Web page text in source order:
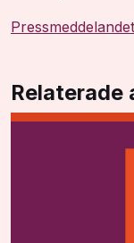
Relaterade